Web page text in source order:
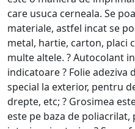
care usuca cerneala. Se
materiale, astfel incat se
metal, hartie, carton, placi
multe altele. ? Autocolant
indicatoare ? Folie adeziva
special la exterior, pentru
drepte, etc; ? Grosimea
este pe baza de